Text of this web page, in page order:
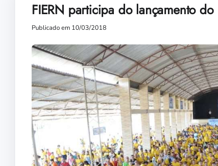
FIERN participa do lançamento
Publicado em 10/03/2018